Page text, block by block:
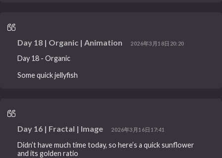
Day 18 | Organic | Animation 2026年3月18日20:20
Day 18 - Organic
Some quick jellyfish
Day 16 | Fractal | Image 2026年3月16日17:41
Didn’t have much time today, so here’s a quick sunflower
and its golden ratio